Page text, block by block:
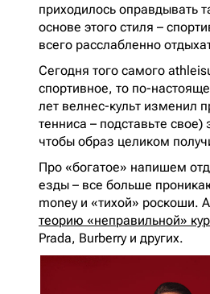
приходилось оправдывать
основе этого стиля –
всего расслабленно
Сегодня того самого
спортивное, то по-
лет велнес-культ изменил
тенниса – подставьте
чтобы образ целиком
Про «богатое» напишем
езды – все больше
money и «тихой» роскоши.
теорию «неправильной»
Prada, Burberry и других.